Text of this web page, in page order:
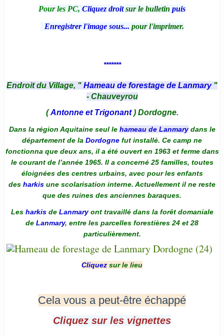
Pour les PC, Cliquez droitsur le bulletin puis
Enregistrer l'image sous... pour l'imprimer.
*******
Endroit du Village, " Hameau de forestage de Lanmary "
- Chauveyrou
(Antonne et Trigonant) Dordogne.
Dans la région Aquitaine seul le hameau de Lanmarydans le
département de la Dordogne fut installé. Ce camp ne
fonctionna que deux ans, il a été ouvert en 1963 et ferme dans
le courant de l’année 1965. Il a concerné 25 familles, toutes
éloignées des centres urbains, avec pour les enfants
des harkis une scolarisation interne. Actuellement il ne reste
que des ruines des anciennes baraques.
Les harkis de Lanmaryont travaillé dans la forêt domaniale
de Lanmary, entre les parcelles forestières 24 et 28
particulièrement.
Cliquez sur le lieu
Cela vous a peut-être échappé
Cliquez sur les vignettes